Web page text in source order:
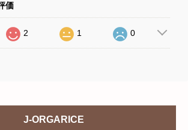
価
2 1 0
J-ORGARICE